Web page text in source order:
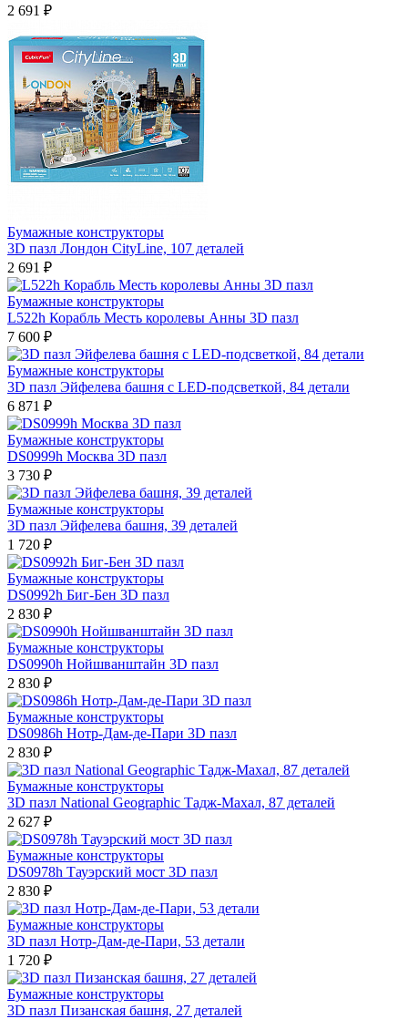
2 691 ₽
Бумажные конструкторы
3D пазл Лондон CityLine, 107 деталей
2 691 ₽
Бумажные конструкторы
L522h Корабль Месть королевы Анны 3D пазл
7 600 ₽
Бумажные конструкторы
3D пазл Эйфелева башня с LED-подсветкой, 84 детали
6 871 ₽
Бумажные конструкторы
DS0999h Москва 3D пазл
3 730 ₽
Бумажные конструкторы
3D пазл Эйфелева башня, 39 деталей
1 720 ₽
Бумажные конструкторы
DS0992h Биг-Бен 3D пазл
2 830 ₽
Бумажные конструкторы
DS0990h Нойшванштайн 3D пазл
2 830 ₽
Бумажные конструкторы
DS0986h Нотр-Дам-де-Пари 3D пазл
2 830 ₽
Бумажные конструкторы
3D пазл National Geographic Тадж-Махал, 87 деталей
2 627 ₽
Бумажные конструкторы
DS0978h Тауэрский мост 3D пазл
2 830 ₽
Бумажные конструкторы
3D пазл Нотр-Дам-де-Пари, 53 детали
1 720 ₽
Бумажные конструкторы
3D пазл Пизанская башня, 27 деталей